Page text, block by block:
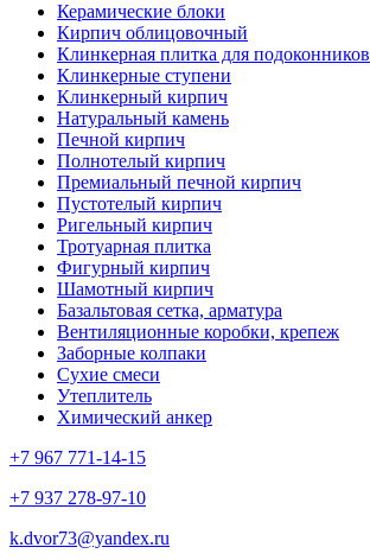
Керамические блоки
Кирпич облицовочный
Клинкерная плитка для подоконников
Клинкерные ступени
Клинкерный кирпич
Натуральный камень
Печной кирпич
Полнотелый кирпич
Премиальный печной кирпич
Пустотелый кирпич
Ригельный кирпич
Тротуарная плитка
Фигурный кирпич
Шамотный кирпич
Базальтовая сетка, арматура
Вентиляционные коробки, крепеж
Заборные колпаки
Сухие смеси
Утеплитель
Химический анкер
+7 967 771-14-15
+7 937 278-97-10
k.dvor73@yandex.ru